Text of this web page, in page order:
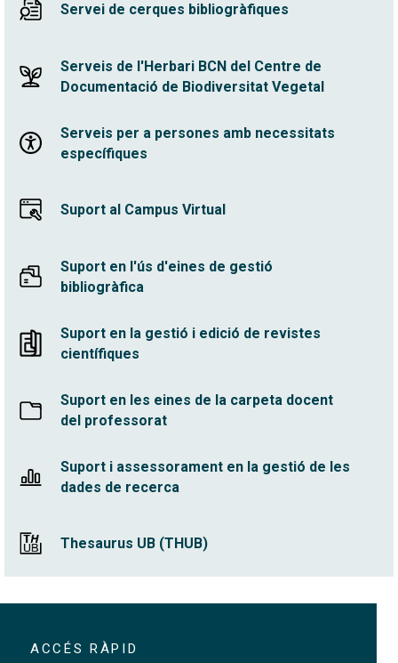
Servei de cerques bibliogràfiques
Serveis de l'Herbari BCN del Centre de
Documentació de Biodiversitat Vegetal
Serveis per a persones amb necessitats
específiques
Suport al Campus Virtual
Suport en l'ús d'eines de gestió
bibliogràfica
Suport en la gestió i edició de revistes
científiques
Suport en les eines de la carpeta docent
del professorat
Suport i assessorament en la gestió de les
dades de recerca
Thesaurus UB (THUB)
ACCÉS RÀPID